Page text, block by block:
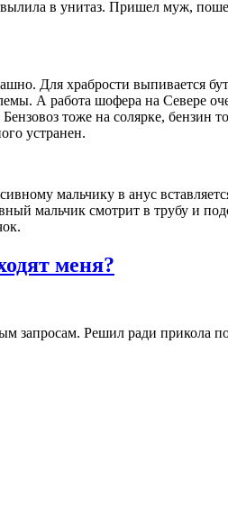
в унитаз. Пришел муж,
Для храбрости выпивается
А работа шофера на Севере
тоже на солярке, бензин
устранен.
мальчику в анус
мальчик смотрит в трубу и
меня?
запросам. Решил ради прикола